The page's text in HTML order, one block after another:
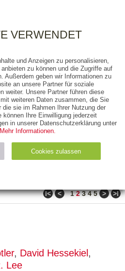
Bestseller
ǀ< < 1 2 3 4 5 > >ǀ
, David Hessekiel ,
Lee
VERWENDET
und Anzeigen zu personalisieren,
zu können und die Zugriffe auf
Außerdem geben wir Informationen zu
an unsere Partner für soziale
weiter. Unsere Partner führen diese
weiteren Daten zusammen, die Sie
sie im Rahmen Ihrer Nutzung der
können Ihre Einwilligung jederzeit
in unserer Datenschutzerklärung unter
Mehr Informationen.
Cookies zulassen
Ty
Zustimmungsstatus des
für Cookies auf der aktuellen